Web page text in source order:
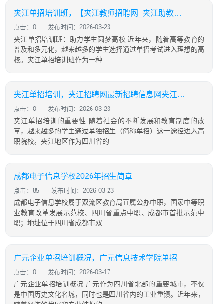
夹江单招培训班，【夹江教师招聘网_夹江助教招聘信息】
点击：0 发布时间：2026-03-23
夹江单招培训班：助力学生圆梦高校 近年来，随着高等教育的
普及和多元化，越来越多的学生选择通过单招考试进入理想的高
校。夹江单招培训班作为一种
夹江单招培训，夹江招聘网最新招聘信息网夹江今天
点击：0 发布时间：2026-03-23
夹江单招培训的重要性 随着社会的不断发展和教育制度的改
革，越来越多的学生通过单独招生（简称单招）这一途径进入高
职院校。夹江地区作为四川省的
成都电子信息学校2026年招生简章
点击：85 发布时间：2026-03-23
成都电子信息学校属于双流区教育局直属公办中职，国家中等职
业教育改革发展示范校、四川省重点中职、成都市首批示范中
职；地址位于四川省成都市双
广元企业单招培训概况，广元信息技术学院单招
点击：0 发布时间：2026-03-17
广元企业单招培训概况 广元作为四川省北部的重要城市，不仅
是中国历史文化名城，同时也是四川省内的工业重镇。近年来，